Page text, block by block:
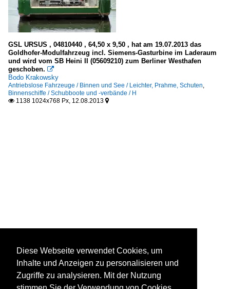
GSL URSUS , 04810440 , 64,50 x 9,50 , hat am 19.07.2013 das
Goldhofer-Modulfahrzeug incl. Siemens-Gasturbine im Laderaum
und wird vom SB Heini II (05609210) zum Berliner Westhafen
geschoben. 
Bodo Krakowsky
Antriebslose Fahrzeuge / Binnen und See / Leichter, Prahme, Schuten,
Binnenschiffe / Schubboote und -verbände / H
 1138 1024x768 Px, 12.08.2013 
Diese Webseite verwendet Cookies, um
Inhalte und Anzeigen zu personalisieren und
Zugriffe zu analysieren. Mit der Nutzung